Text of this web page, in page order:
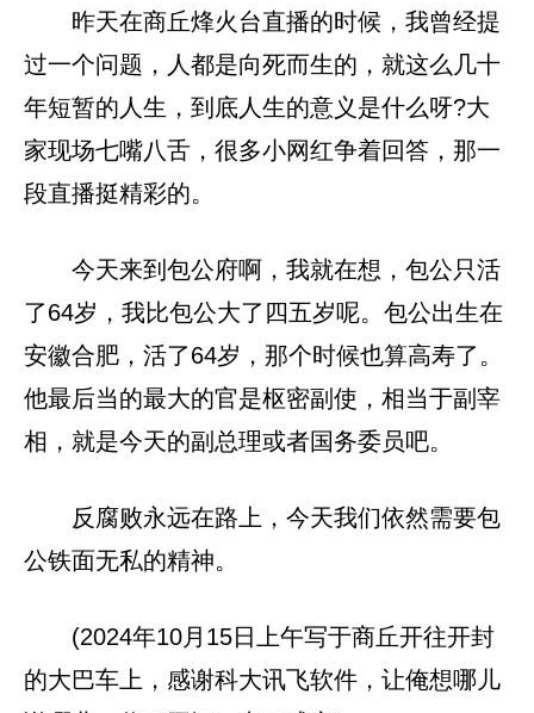
昨天在商丘烽火台直播的时候，我曾经提
过一个问题，人都是向死而生的，就这么几十
年短暂的人生，到底人生的意义是什么呀?大
家现场七嘴八舌，很多小网红争着回答，那一
段直播挺精彩的。
今天来到包公府啊，我就在想，包公只活
了64岁，我比包公大了四五岁呢。包公出生在
安徽合肥，活了64岁，那个时候也算高寿了。
他最后当的最大的官是枢密副使，相当于副宰
相，就是今天的副总理或者国务委员吧。
反腐败永远在路上，今天我们依然需要包
公铁面无私的精神。
(2024年10月15日上午写于商丘开往开封
的大巴车上，感谢科大讯飞软件，让俺想哪儿